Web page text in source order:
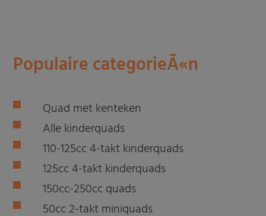
Populaire categorieÃ«n
Quad met kenteken
Alle kinderquads
110-125cc 4-takt kinderquads
125cc 4-takt kinderquads
150cc-250cc quads
50cc 2-takt miniquads